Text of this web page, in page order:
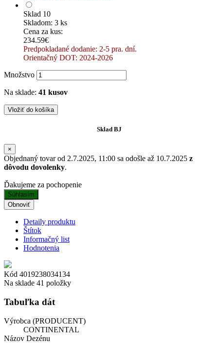
Sklad 10
Skladom: 3 ks
Cena za kus:
234.59€
Predpokladané dodanie: 2-5 pra. dní.
Orientačný DOT: 2024-2026
Množstvo
Na sklade: 41 kusov
Vložiť do košíka
Sklad BJ
×
Objednaný tovar od 2.7.2025, 11:00 sa odošle až 10.7.2025 z
dôvodu dovolenky.
Ďakujeme za pochopenie
Súhlasím
Detaily produktu
Štítok
Informačný list
Hodnotenia
Kód 4019238034134
Na sklade 41 položky
Tabuľka dát
Výrobca (PRODUCENT)
CONTINENTAL
Názov Dezénu